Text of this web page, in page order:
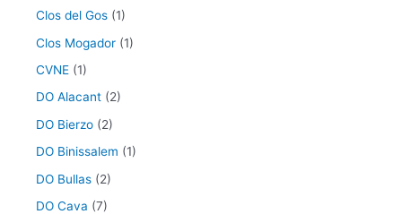
Clos del Gos (1)
Clos Mogador (1)
CVNE (1)
DO Alacant (2)
DO Bierzo (2)
DO Binissalem (1)
DO Bullas (2)
DO Cava (7)